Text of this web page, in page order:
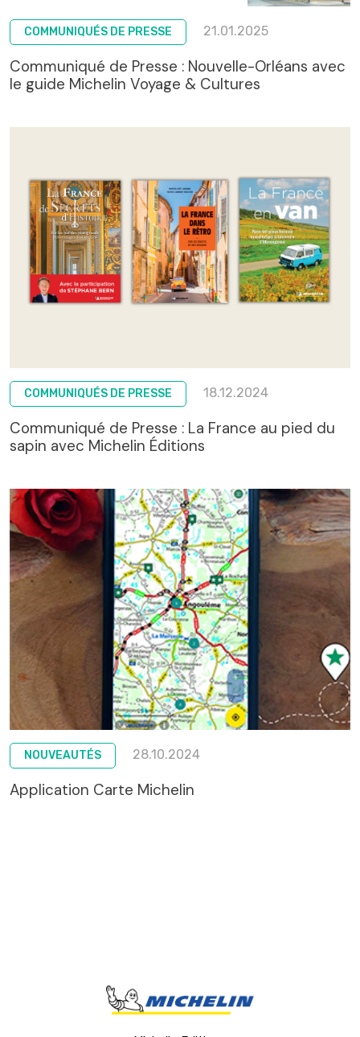
COMMUNIQUÉS DE PRESSE 21.01.2025
Communiqué de Presse : Nouvelle-Orléans avec
le guide Michelin Voyage & Cultures
COMMUNIQUÉS DE PRESSE 18.12.2024
Communiqué de Presse : La France au pied du
sapin avec Michelin Éditions
NOUVEAUTÉS 28.10.2024
Application Carte Michelin